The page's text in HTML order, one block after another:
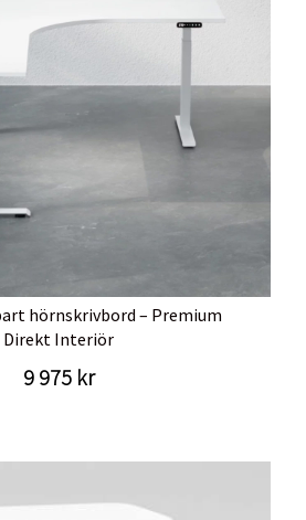
hörnskrivbord – Premium
Direkt Interiör
9 975 kr